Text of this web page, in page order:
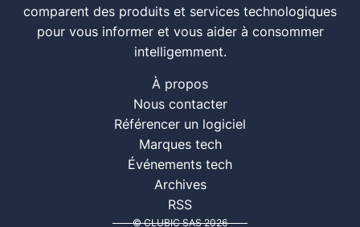
comparent des produits et services technologiques
pour vous informer et vous aider à consommer
intelligemment.
À propos
Nous contacter
Référencer un logiciel
Marques tech
Événements tech
Archives
RSS
© CLUBIC SAS 2026